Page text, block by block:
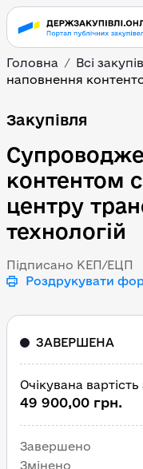
Головна Всі
наповнення
Закупівля
контентом
центру
технологій
Підписано КЕП/ЕЦП
Роздрукувати
ЗАВЕРШЕНА
Очікувана
49 900,00 грн.
Завершено
Змінено